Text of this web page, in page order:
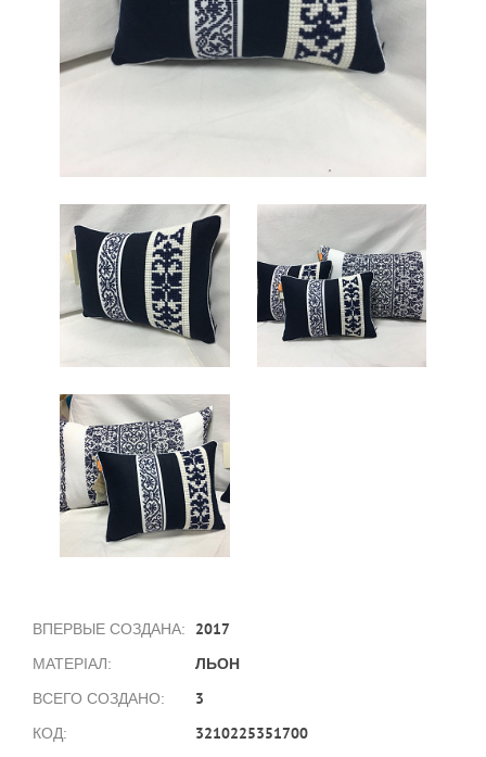
ВПЕРВЫЕ СОЗДАНА: 2017
МАТЕРІАЛ: ЛЬОН
ВСЕГО СОЗДАНО: 3
КОД: 3210225351700